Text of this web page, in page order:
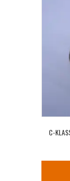
C-